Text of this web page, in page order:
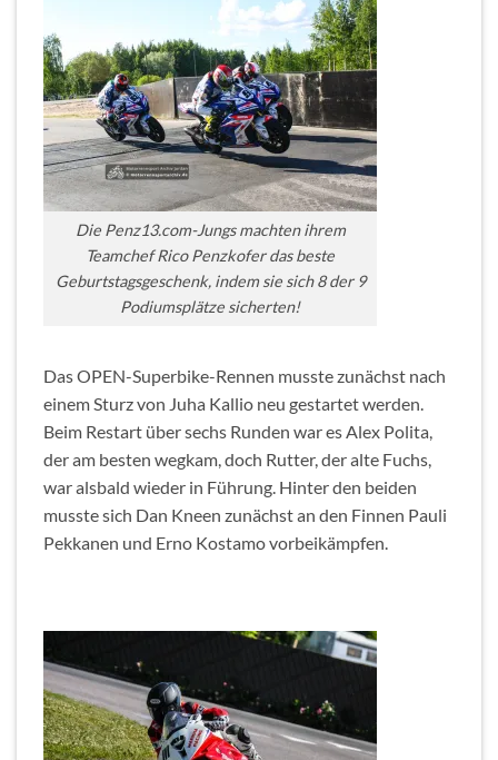
Die Penz13.com-Jungs machten ihrem
Teamchef Rico Penzkofer das beste
Geburtstagsgeschenk, indem sie sich 8 der 9
Podiumsplätze sicherten!
Das OPEN-Superbike-Rennen musste zunächst nach
einem Sturz von Juha Kallio neu gestartet werden.
Beim Restart über sechs Runden war es Alex Polita,
der am besten wegkam, doch Rutter, der alte Fuchs,
war alsbald wieder in Führung. Hinter den beiden
musste sich Dan Kneen zunächst an den Finnen Pauli
Pekkanen und Erno Kostamo vorbeikämpfen.